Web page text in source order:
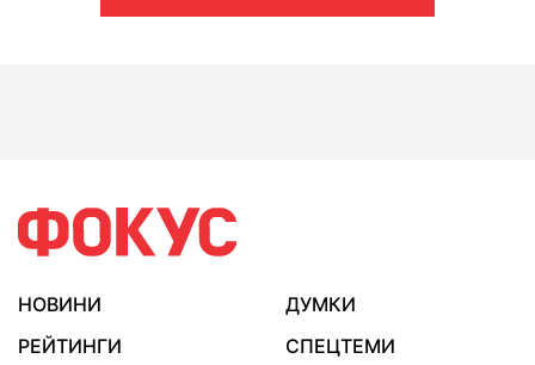
НОВИНИ
ДУМКИ
РЕЙТИНГИ
СПЕЦТЕМИ